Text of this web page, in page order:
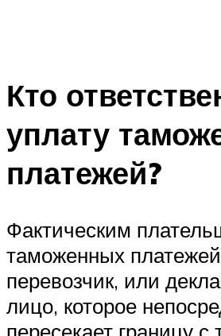
Кто
уплату
платежей?
Фактическим
таможенных
перевозчик, или
лицо, которое